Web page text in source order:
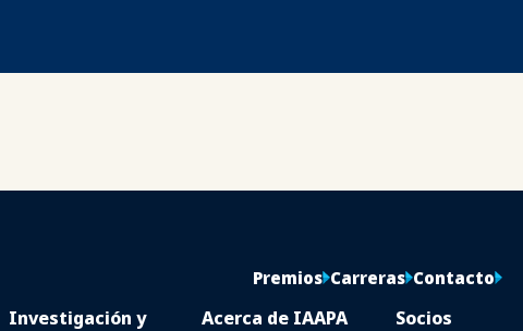
Premios Carreras Contacto
Investigación y
Acerca de IAAPA Socios